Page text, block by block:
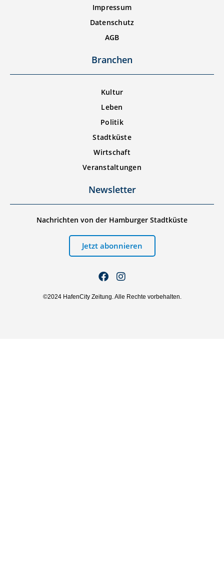
Impressum
Datenschutz
AGB
Branchen
Kultur
Leben
Politik
Stadtküste
Wirtschaft
Veranstaltungen
Newsletter
Nachrichten von der Hamburger Stadtküste
Jetzt abonnieren
©2024 HafenCity Zeitung. Alle Rechte vorbehalten.